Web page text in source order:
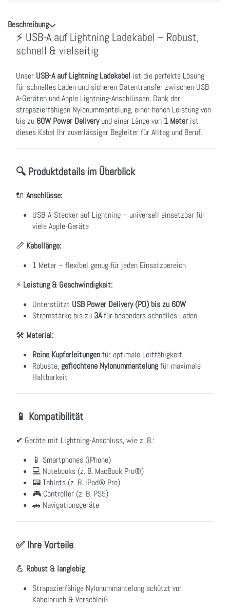
Beschreibung
⚡ USB-A auf Lightning Ladekabel – Robust,
schnell & vielseitig
Unser USB-A auf Lightning Ladekabel ist die perfekte Lösung
für schnelles Laden und sicheren Datentransfer zwischen USB-
A-Geräten und Apple Lightning-Anschlüssen. Dank der
strapazierfähigen Nylonummantelung, einer hohen Leistung von
bis zu 60W Power Deliveryund einer Länge von 1 Meter ist
dieses Kabel Ihr zuverlässiger Begleiter für Alltag und Beruf.
🔍 Produktdetails im Überblick
🔌 Anschlüsse:
USB-A-Stecker auf Lightning – universell einsetzbar für
viele Apple-Geräte
📏 Kabellänge:
1 Meter – flexibel genug für jeden Einsatzbereich
⚡ Leistung & Geschwindigkeit:
Unterstützt USB Power Delivery (PD) bis zu 60W
Stromstärke bis zu 3Afür besonders schnelles Laden
🛠 Material:
Reine Kupferleitungenfür optimale Leitfähigkeit
Robuste, geflochtene Nylonummantelungfür maximale
Haltbarkeit
📱 Kompatibilität
✔ Geräte mit Lightning-Anschluss, wie z. B.:
📱 Smartphones (iPhone)
💻 Notebooks (z. B. MacBook Pro®)
📟 Tablets (z. B. iPad® Pro)
🎮 Controller (z. B. PS5)
🚗 Navigationsgeräte
✅ Ihre Vorteile
💪 Robust & langlebig
Strapazierfähige Nylonummantelung schützt vor
Kabelbruch & Verschleiß